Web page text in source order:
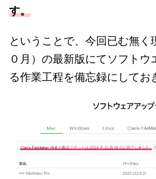
す。
ということで、今回已む無く
０月）の最新版にてソフトウ
る作業工程を備忘録にしてお